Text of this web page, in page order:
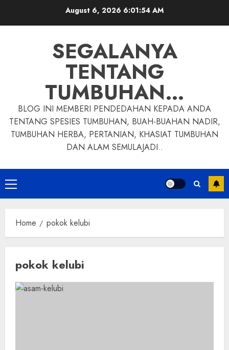
August 6, 2026 6:01:55 AM
SEGALANYA
TENTANG
TUMBUHAN…
BLOG INI MEMBERI PENDEDAHAN KEPADA ANDA
TENTANG SPESIES TUMBUHAN, BUAH-BUAHAN NADIR,
TUMBUHAN HERBA, PERTANIAN, KHASIAT TUMBUHAN
DAN ALAM SEMULAJADI..
Primary
Menu
Home pokok kelubi
pokok kelubi